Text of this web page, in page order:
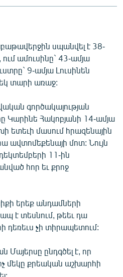
սպանվել է 38-
ամուսինը` 43-ամյա
9-ամյա Լուսինեն
տարի առաջ:
գործակալության
Կարինե Հակոբյանի 14-ամյա
ետեւի մասում հրազենային
ավտոմեքենայի մոտ: Նույն
11-ին
հոր եւ քրոջ
երեք անդամների
է տեսնում, թեեւ դա
դեռեւս չի տիրապետում:
Մայերսը ընդգծել է, որ
մեկը քրեական աշխարհի